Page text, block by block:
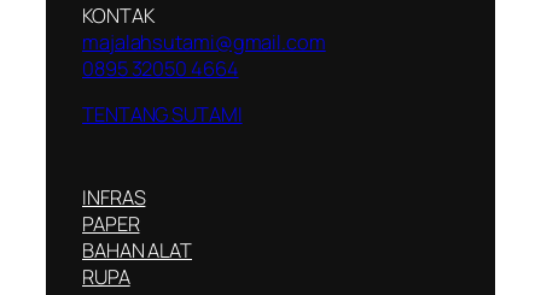
KONTAK
majalahsutami@gmail.com
0895 32050 4664
TENTANG SUTAMI
INFRAS
PAPER
BAHAN ALAT
RUPA